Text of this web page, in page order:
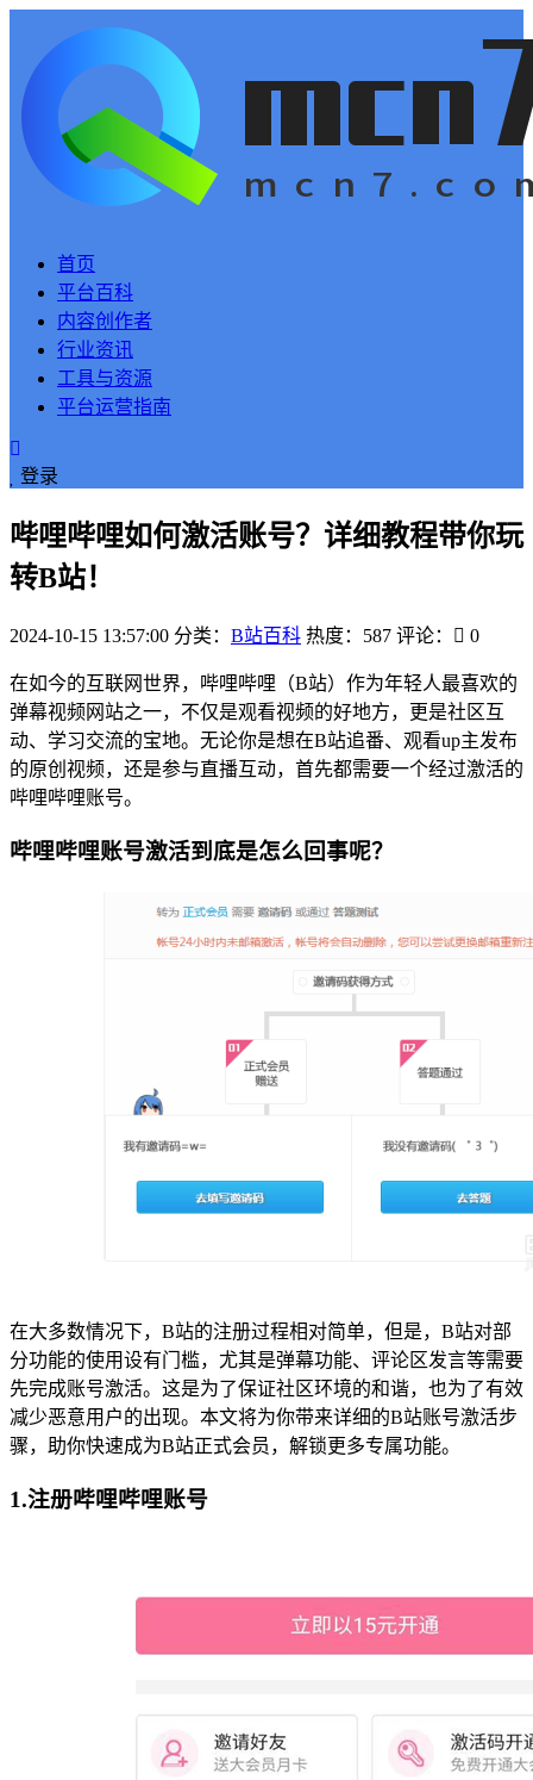
首页
平台百科
内容创作者
行业资讯
工具与资源
平台运营指南
登录
哔哩哔哩如何激活账号？详细教程带你玩
转B站！
2024-10-15 13:57:00 分类： B站百科 热度：587 评论： 0
在如今的互联网世界，哔哩哔哩（B站）作为年轻人最喜欢的
弹幕视频网站之一，不仅是观看视频的好地方，更是社区互
动、学习交流的宝地。无论你是想在B站追番、观看up主发布
的原创视频，还是参与直播互动，首先都需要一个经过激活的
哔哩哔哩账号。
哔哩哔哩账号激活到底是怎么回事呢？
在大多数情况下，B站的注册过程相对简单，但是，B站对部
分功能的使用设有门槛，尤其是弹幕功能、评论区发言等需要
先完成账号激活。这是为了保证社区环境的和谐，也为了有效
减少恶意用户的出现。本文将为你带来详细的B站账号激活步
骤，助你快速成为B站正式会员，解锁更多专属功能。
1.注册哔哩哔哩账号